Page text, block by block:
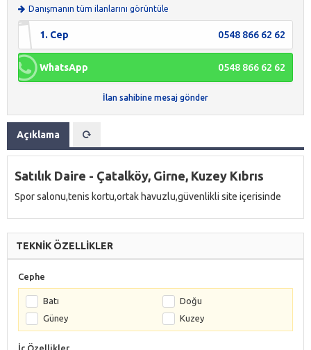
Danışmanın tüm ilanlarını görüntüle
1. Cep 0548 866 62 62
WhatsApp 0548 866 62 62
İlan sahibine mesaj gönder
Açıklama
Satılık Daire - Çatalköy, Girne, Kuzey Kıbrıs
Spor salonu,tenis kortu,ortak havuzlu,güvenlikli site içerisinde
TEKNİK ÖZELLİKLER
Cephe
Batı
Doğu
Güney
Kuzey
İç Özellikler